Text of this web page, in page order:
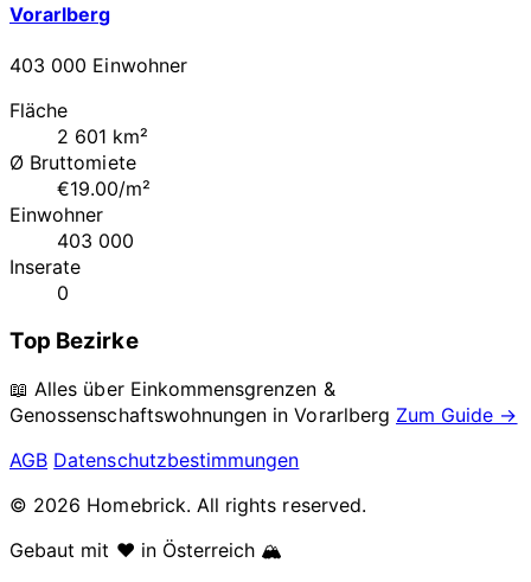
Vorarlberg
403 000 Einwohner
Fläche
2 601 km²
Ø Bruttomiete
€19.00/m²
Einwohner
403 000
Inserate
0
Top Bezirke
📖 Alles über Einkommensgrenzen &
Genossenschaftswohnungen inVorarlberg Zum Guide →
AGB Datenschutzbestimmungen
© 2026 Homebrick. All rights reserved.
Gebaut mit ❤️ in Österreich 🏔️